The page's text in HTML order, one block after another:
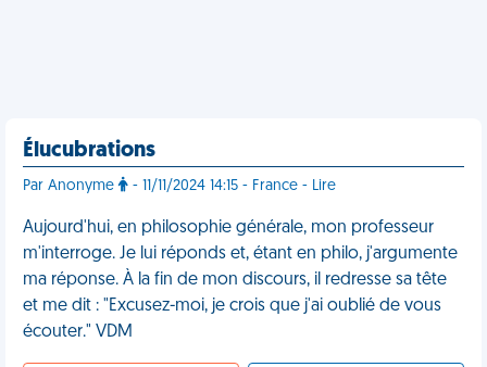
Élucubrations
Par Anonyme - 11/11/2024 14:15 - France - Lire
Aujourd'hui, en philosophie générale, mon professeur
m'interroge. Je lui réponds et, étant en philo, j'argumente
ma réponse. À la fin de mon discours, il redresse sa tête
et me dit : "Excusez-moi, je crois que j'ai oublié de vous
écouter." VDM